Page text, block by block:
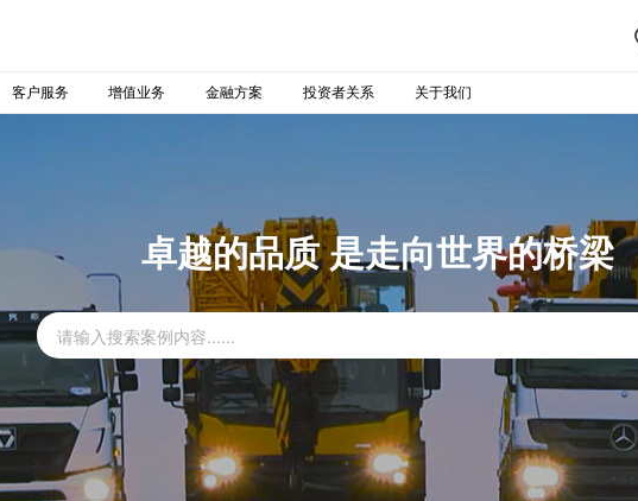
客户服务 增值业务 金融方案 投资者关系 关于我们
卓越的品质 是走向世界的桥梁